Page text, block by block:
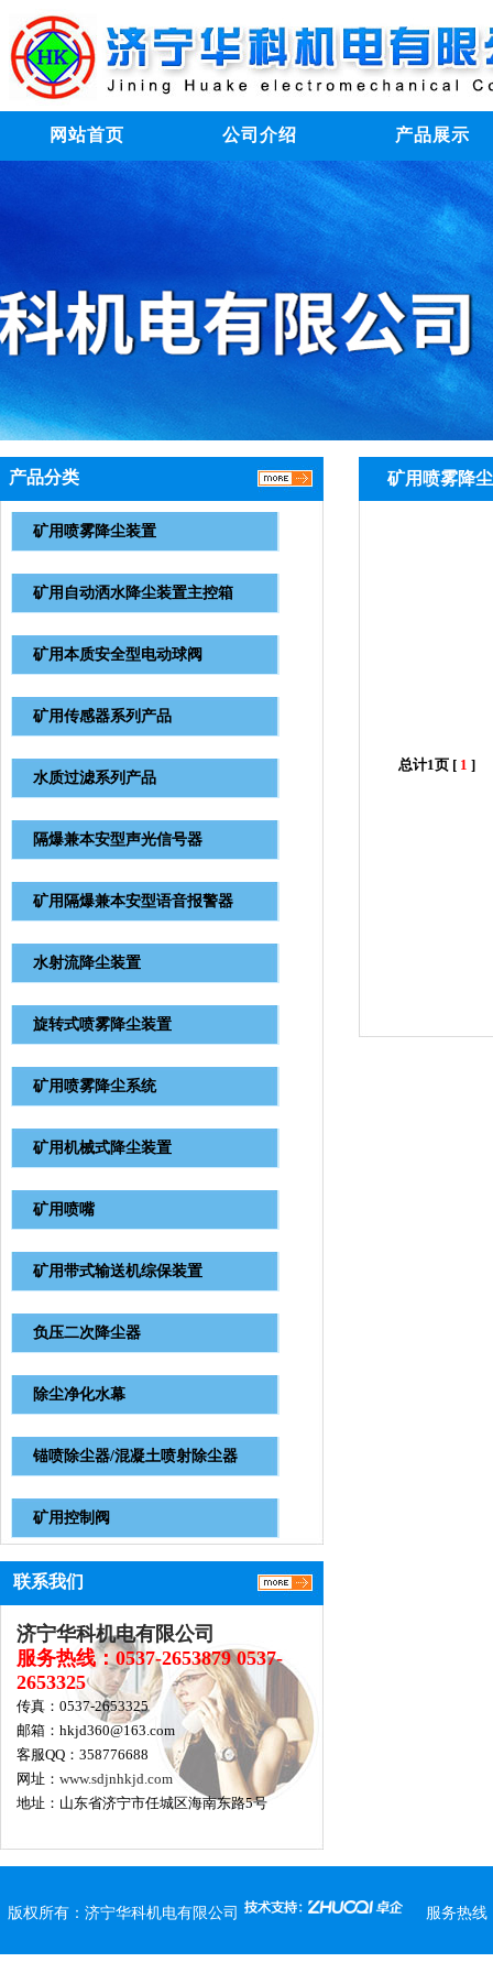
网站首页 公司介绍 产品展示
产品分类
矿用喷雾降尘装置
矿用自动洒水降尘装置主控箱
矿用本质安全型电动球阀
矿用传感器系列产品
水质过滤系列产品
隔爆兼本安型声光信号器
矿用隔爆兼本安型语音报警器
水射流降尘装置
旋转式喷雾降尘装置
矿用喷雾降尘系统
矿用机械式降尘装置
矿用喷嘴
矿用带式输送机综保装置
负压二次降尘器
除尘净化水幕
锚喷除尘器/混凝土喷射除尘器
矿用控制阀
联系我们
济宁华科机电有限公司
服务热线：0537-2653879 0537-
2653325
传真：0537-2653325
邮箱：hkjd360@163.com
客服QQ：358776688
网址： www.sdjnhkjd.com
地址：山东省济宁市任城区海南东路5号
矿用喷雾降
总计1页 [ 1 ]
版权所有： 济宁华科机电有限公司 服务热线